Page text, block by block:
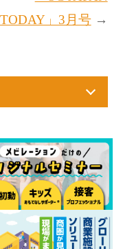
TODAY」3月号→